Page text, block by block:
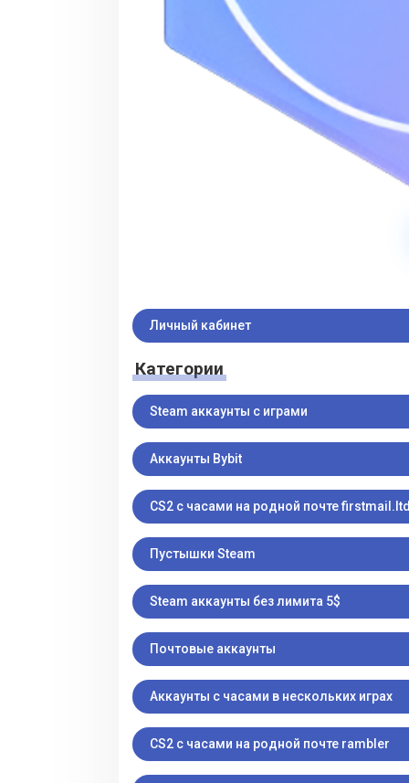
Личный кабинет
Категории
Steam аккаунты с играми
Аккаунты Bybit
CS2 с часами на родной почте
Пустышки Steam
Steam аккаунты без лимита 5$
Почтовые аккаунты
Аккаунты с часами в нескольких играх
CS2 с часами на родной почте rambler